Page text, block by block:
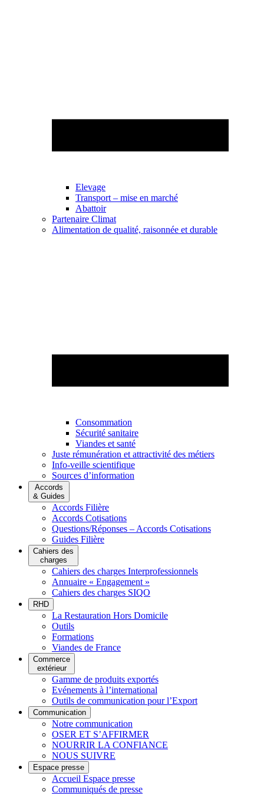
Elevage
Transport – mise en marché
Abattoir
Partenaire Climat
Alimentation de qualité, raisonnée et durable
Consommation
Sécurité sanitaire
Viandes et santé
Juste rémunération et attractivité des métiers
Info-veille scientifique
Sources d’information
Accords
& Guides
Accords Filière
Accords Cotisations
Questions/Réponses – Accords Cotisations
Guides Filière
Cahiers des
charges
Cahiers des charges Interprofessionnels
Annuaire « Engagement »
Cahiers des charges SIQO
RHD
La Restauration Hors Domicile
Outils
Formations
Viandes de France
Commerce
extérieur
Gamme de produits exportés
Evénements à l’international
Outils de communication pour l’Export
Communication
Notre communication
OSER ET S’AFFIRMER
NOURRIR LA CONFIANCE
NOUS SUIVRE
Espace presse
Accueil Espace presse
Communiqués de presse